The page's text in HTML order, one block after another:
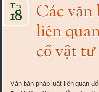
Các văn
liên
cổ vật
Th3
18
Văn bản pháp luật liên quan